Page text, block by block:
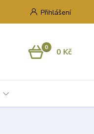
Přihlášení
0 0 Kč